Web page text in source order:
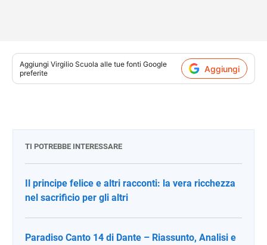
Aggiungi Virgilio Scuola alle tue fonti Google
preferite
Aggiungi
TI POTREBBE INTERESSARE
Il principe felice e altri racconti: la vera ricchezza
nel sacrificio per gli altri
Paradiso Canto 14 di Dante – Riassunto, Analisi e